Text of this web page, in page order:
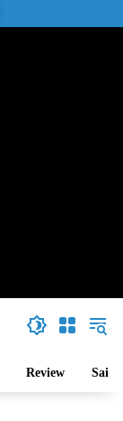
Review Sains